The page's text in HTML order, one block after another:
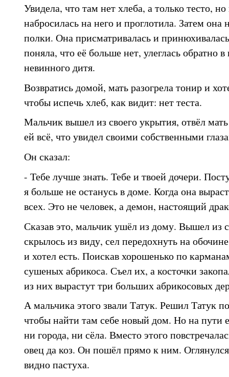
Увидела, что там нет хлеба, а только тесто,
набросилась на него и проглотила. Затем она
полки. Она присматривалась и
поняла, что её больше нет, улеглась обратно
невинного дитя.
Возвратись домой, мать разогрела тонир и
чтобы испечь хлеб, как видит: нет теста.
Мальчик вышел из своего укрытия, отвёл
ей всё, что увидел своими собственными
Он сказал:
- Тебе лучше знать. Тебе и твоей дочери.
я больше не останусь в доме. Когда она
всех. Это не человек, а демон, настоящий
Сказав это, мальчик ушёл из дому. Вышел из
скрылось из виду, сел передохнуть на
и хотел есть. Поискав хорошенько по
сушеных абрикоса. Съел их, а косточки
из них вырастут три больших абрикосовых
А мальчика этого звали Татук. Решил Татук
чтобы найти там себе новый дом. Но на пути
ни города, ни сёла. Вместо этого
овец да коз. Он пошёл прямо к ним.
видно пастуха.